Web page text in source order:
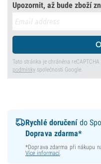
Upozornit, až bude zboží
Tato stránka je chráněna
podmínky společnosti Google.
Rychlé doručenído
Doprava zdarma*
*Doprava zdarma při nákupu
Více informací.